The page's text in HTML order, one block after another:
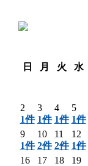
日
月 火 水
2
1件
3
1件
4
1件
5
1件
9
1件
10
2件
11
2件
12
1件
16
17
18
19